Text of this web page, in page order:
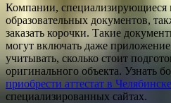
Компании, специализирующиеся
образовательных документов,
заказать корочки. Такие
могут включать даже
учитывать, сколько стоит
оригинального объекта. Узнать
приобрести аттестат в Челябинске
специализированных сайтах.